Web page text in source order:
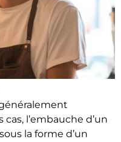
l’embauche d’un
la forme d’un